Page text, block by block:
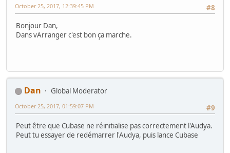
#8
October 25, 2017, 12:39:45 PM
Bonjour Dan,
Dans vArranger c'est bon ça marche.
Dan
Global Moderator
#9
October 25, 2017, 01:59:07 PM
Peut être que Cubase ne réinitialise pas correctement l'Audya.
Peut tu essayer de redémarrer l'Audya, puis lance Cubase